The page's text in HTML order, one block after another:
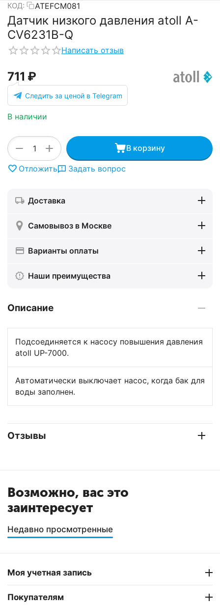
КОД: ATEFCM081
Датчик низкого давления atoll A-
CV6231B-Q
Написать отзыв
‍711‍ ₽
Следить за ценой в Telegram
В наличии
+
− В корзину
Отложить Задать вопрос
Доставка
Самовывоз в Москве
Варианты оплаты
Наши преимущества
Описание
Подсоединяется к насосу повышения давления
atoll UP-7000.
Автоматически выключает насос, когда бак для
воды заполнен.
Отзывы
Возможно, вас это
заинтересует
Недавно просмотренные
Моя учетная запись
Покупателям